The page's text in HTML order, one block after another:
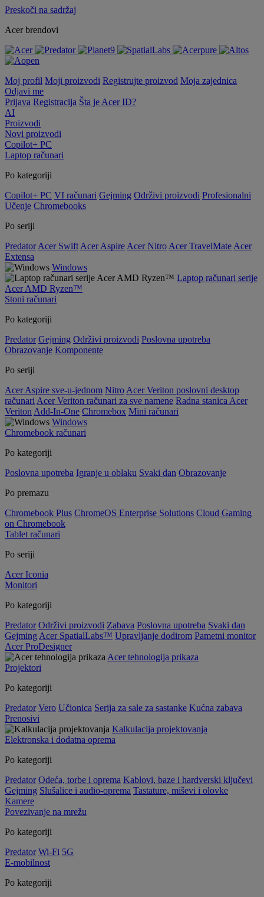
Preskoči na sadržaj
Acer brendovi
Moj profil Moji proizvodi Registrujte proizvod Moja zajednica
Odjavi me
Prijava Registracija Šta je Acer ID?
AI
Proizvodi
Novi proizvodi
Copilot+ PC
Laptop računari
Po kategoriji
Copilot+ PC VI računari Gejming Održivi proizvodi Profesionalni
Učenje Chromebooks
Po seriji
Predator Acer Swift Acer Aspire Acer Nitro Acer TravelMate Acer
Extensa
Windows
Laptop računari serije
Acer AMD Ryzen™
Stoni računari
Po kategoriji
Predator Gejming Održivi proizvodi Poslovna upotreba
Obrazovanje Komponente
Po seriji
Acer Aspire sve-u-jednom Nitro Acer Veriton poslovni desktop
računari Acer Veriton računari za sve namene Radna stanica Acer
Veriton Add-In-One Chromebox Mini računari
Windows
Chromebook računari
Po kategoriji
Poslovna upotreba Igranje u oblaku Svaki dan Obrazovanje
Po premazu
Chromebook Plus ChromeOS Enterprise Solutions Cloud Gaming
on Chromebook
Tablet računari
Po seriji
Acer Iconia
Monitori
Po kategoriji
Predator Održivi proizvodi Zabava Poslovna upotreba Svaki dan
Gejming Acer SpatialLabs™ Upravljanje dodirom Pametni monitor
Acer ProDesigner
Acer tehnologija prikaza
Projektori
Po kategoriji
Predator Vero Učionica Serija za sale za sastanke Kućna zabava
Prenosivi
Kalkulacija projektovanja
Elektronska i dodatna oprema
Po kategoriji
Predator Odeća, torbe i oprema Kablovi, baze i hardverski ključevi
Gejming Slušalice i audio-oprema Tastature, miševi i olovke
Kamere
Povezivanje na mrežu
Po kategoriji
Predator Wi-Fi 5G
E-mobilnost
Po kategoriji